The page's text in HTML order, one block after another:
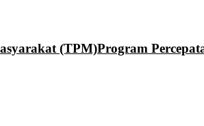
(TPM)Program